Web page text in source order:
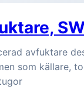
avfuktare
som källare,